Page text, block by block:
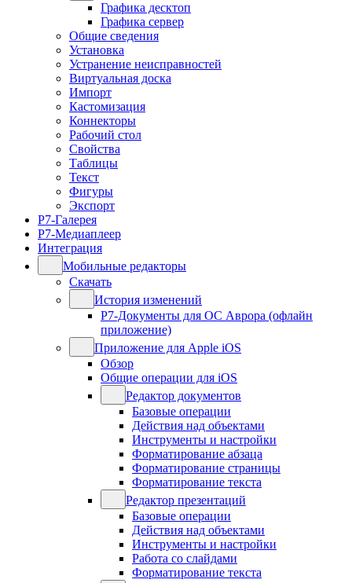
Графика десктоп
Графика сервер
Общие сведения
Установка
Устранение неисправностей
Виртуальная доска
Импорт
Кастомизация
Коннекторы
Рабочий стол
Свойства
Таблицы
Текст
Фигуры
Экспорт
Р7-Галерея
Р7-Медиаплеер
Интеграция
Мобильные редакторы
Скачать
История изменений
Р7-Документы для ОС Аврора (офлайн
приложение)
Приложение для Apple iOS
Обзор
Общие операции для iOS
Редактор документов
Базовые операции
Действия над объектами
Инструменты и настройки
Форматирование абзаца
Форматирование страницы
Форматирование текста
Редактор презентаций
Базовые операции
Действия над объектами
Инструменты и настройки
Работа со слайдами
Форматирование текста